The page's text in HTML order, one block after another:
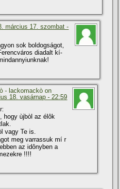
március 17. szombat -
sok boldogságot,
diadalt kí­
- lackomackò on
18. vasárnap - 22:59
hogy ùjbòl az élôk
vagy Te is.
meg varrassuk mí r
az idônyben a
!!!!